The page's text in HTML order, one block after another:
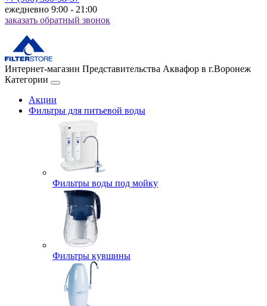
ежедневно 9:00 - 21:00
заказать обратный звонок
Интернет-магазин Представительства Аквафор в г.Воронеж
Категории
Акции
Фильтры для питьевой воды
Фильтры воды под мойку
Фильтры кувшины